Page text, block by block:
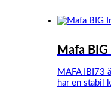
Mafa
MAFA IBI73
har en stabil